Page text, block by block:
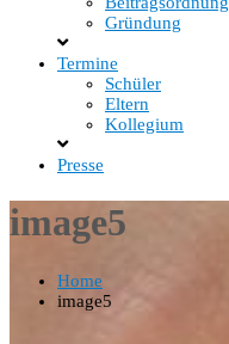
Gründung
Termine
Schüler
Eltern
Kollegium
Presse
image5
Home
image5